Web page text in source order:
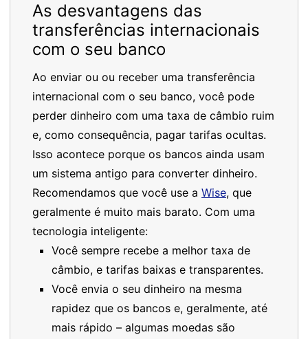
As desvantagens das
transferências internacionais
com o seu banco
Ao enviar ou ou receber uma transferência
internacional com o seu banco, você pode
perder dinheiro com uma taxa de câmbio ruim
e, como consequência, pagar tarifas ocultas.
Isso acontece porque os bancos ainda usam
um sistema antigo para converter dinheiro.
Recomendamos que você use a Wise, que
geralmente é muito mais barato. Com uma
tecnologia inteligente:
Você sempre recebe a melhor taxa de
câmbio, e tarifas baixas e transparentes.
Você envia o seu dinheiro na mesma
rapidez que os bancos e, geralmente, até
mais rápido – algumas moedas são